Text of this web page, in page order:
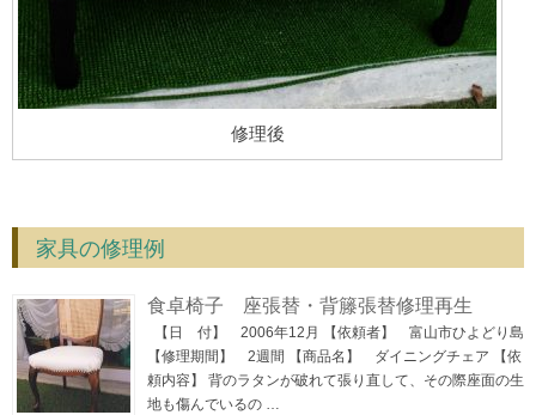
修理後
家具の修理例
食卓椅子 座張替・背籐張替修理再生
【日 付】 2006年12月 【依頼者】 富山市ひよどり島
【修理期間】 2週間 【商品名】 ダイニングチェア 【依
頼内容】 背のラタンが破れて張り直して、その際座面の生
地も傷んでいるの …